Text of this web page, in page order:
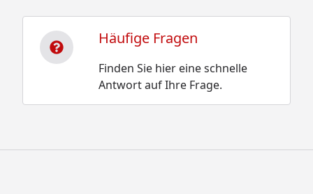
Häufige Fragen
Finden Sie hier eine schnelle
Antwort auf Ihre Frage.